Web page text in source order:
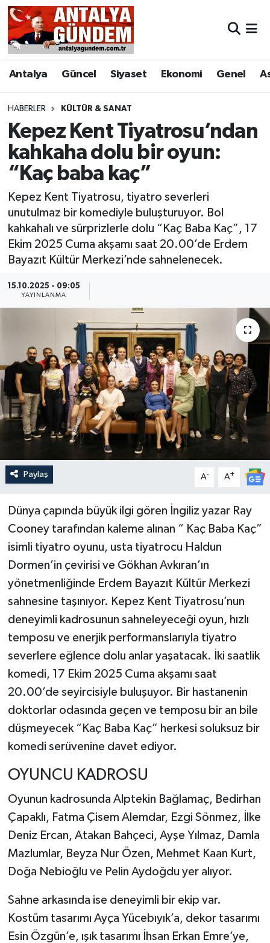
Antalya Güncel Siyaset Ekonomi Genel
HABERLER KÜLTÜR & SANAT
Kepez Kent Tiyatrosu’ndan
kahkaha dolu bir oyun:
“Kaç baba kaç”
Kepez Kent Tiyatrosu, tiyatro severleri
unutulmaz bir komediyle buluşturuyor. Bol
kahkahalı ve sürprizlerle dolu “Kaç Baba Kaç”, 17
Ekim 2025 Cuma akşamı saat 20.00’de Erdem
Bayazıt Kültür Merkezi’nde sahnelenecek.
15.10.2025 - 09:05
YAYINLANMA
Paylaş A- A+
Dünya çapında büyük ilgi gören İngiliz yazar Ray
Cooney tarafından kaleme alınan “ Kaç Baba Kaç”
isimli tiyatro oyunu, usta tiyatrocu Haldun
Dormen’in çevirisi ve Gökhan Avkıran’ın
yönetmenliğinde Erdem Bayazıt Kültür Merkezi
sahnesine taşınıyor. Kepez Kent Tiyatrosu’nun
deneyimli kadrosunun sahneleyeceği oyun, hızlı
temposu ve enerjik performanslarıyla tiyatro
severlere eğlence dolu anlar yaşatacak. İki saatlik
komedi, 17 Ekim 2025 Cuma akşamı saat
20.00’de seyircisiyle buluşuyor. Bir hastanenin
doktorlar odasında geçen ve temposu bir an bile
düşmeyecek “Kaç Baba Kaç” herkesi soluksuz bir
komedi serüvenine davet ediyor.
OYUNCU KADROSU
Oyunun kadrosunda Alptekin Bağlamaç, Bedirhan
Çapaklı, Fatma Çisem Alemdar, Ezgi Sönmez, İlke
Deniz Ercan, Atakan Bahçeci, Ayşe Yılmaz, Damla
Mazlumlar, Beyza Nur Özen, Mehmet Kaan Kurt,
Doğa Nebioğlu ve Pelin Aydoğdu yer alıyor.
Sahne arkasında ise deneyimli bir ekip var.
Kostüm tasarımı Ayça Yücebıyık’a, dekor tasarımı
Esin Özgün’e, ışık tasarımı İhsan Erkan Emre’ye,
Antalya
Asayiş
Bilim & Teknoloji
Bölge
EĞİTİM
Ekonomi
Genel
Görüntülü Haber
Güncel
Kültür & Sanat
Magazin
Resmi İlan
Sağlık & Yaşam
Spor
Antalya Nöbetçi Eczaneler
Antalya Hava Durumu
Antalya Namaz Vakitleri
Antalya Trafik Yoğunluk Haritası
Süper Lig Puan Durumu ve Fikstür
Tüm Manşetler
Son Dakika Haberleri
Haber Arşivi